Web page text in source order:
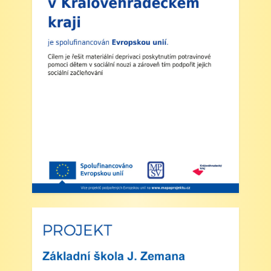
družiny nebude zajištěn a obědy se v tento den
neposkytují.
2. Výuka: Od úterý 2. září 2025 bude probíhat
výuka denně od 8:00 do 11:25 hodin.
schválenou přihláškou do ŠD).
5. Projekt „Obědy do škol“: Zákonní zástupci
žáků, kteří budou do projektu zapojeni,
předloží škole platné potvrzení z Úřadu práce o
pobírání dávek hmotné nouze. Tito zákonní
zástupci budou dne 2. září 2025 kontaktováni